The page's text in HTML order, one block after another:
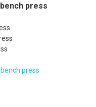
press
press